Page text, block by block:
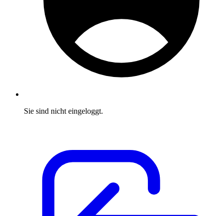
Sie sind nicht eingeloggt.